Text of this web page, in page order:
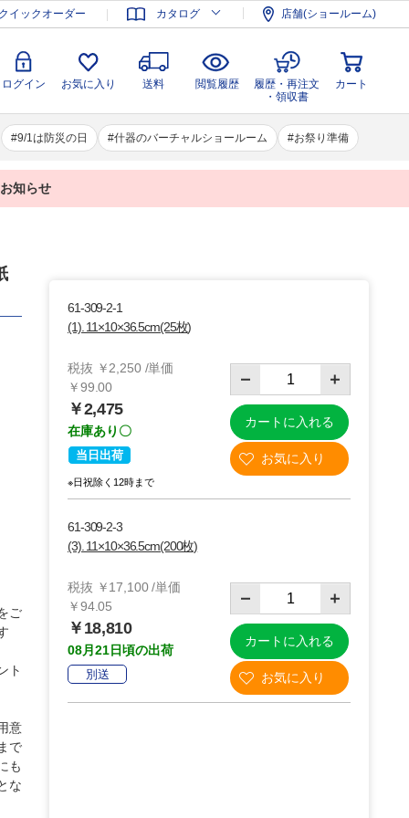
イックオーダー カタログ 店舗(ショールーム)
ログイン お気に入り 送料 閲覧履歴
履歴・再注文
・領収書
カート
9/1は防災の日 什器のバーチャルショールーム お祭り準備
録 ログイン お気に入り 送料 閲覧履歴
履歴・再注文
・領収書
カート
知らせ
ご
ト
意
で
も
な
61-309-2-1
(1). 11×10×36.5cm(25枚)
税抜 ￥2,250 /単価
￥99.00
￥2,475
在庫あり〇
当日出荷
※日祝除く12時まで
カートに入れる
61-309-2-3
(3). 11×10×36.5cm(200枚)
税抜 ￥17,100 /単価
￥94.05
￥18,810
08月21日頃の出荷
別送
カートに入れる